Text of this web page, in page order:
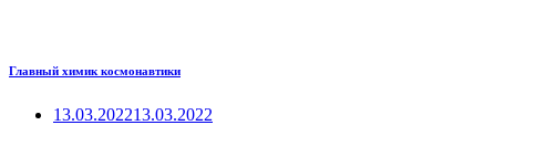
Главный химик космонавтики
13.03.202213.03.2022